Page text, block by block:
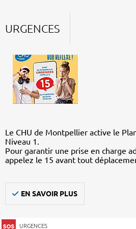
URGENCES
Le CHU de Montpellier active le
Niveau 1.
Pour garantir une prise en charge
appelez le 15 avant tout
EN SAVOIR PLUS
URGENCES